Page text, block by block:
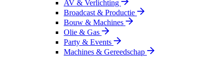
AV & Verlichting
Broadcast & Productie
Bouw & Machines
Olie & Gas
Party & Events
Machines & Gereedschap